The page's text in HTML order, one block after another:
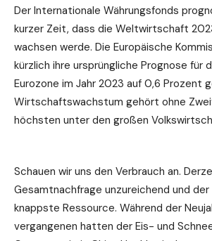
Der Internationale Währungsfonds
kurzer Zeit, dass die Weltwirtschaft
wachsen werde. Die Europäische
kürzlich ihre ursprüngliche Prognose für
Eurozone im Jahr 2023 auf 0,6 Prozent
Wirtschaftswachstum gehört ohne
höchsten unter den großen
Schauen wir uns den Verbrauch an.
Gesamtnachfrage unzureichend und
knappste Ressource. Während der
vergangenen hatten der Eis- und